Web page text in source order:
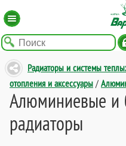
Радиаторы и системы
отопления и аксессуары /
Алюминиевые и
радиаторы